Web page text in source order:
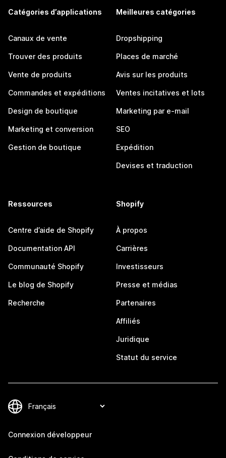
Catégories d’applications
Canaux de vente
Trouver des produits
Vente de produits
Commandes et expéditions
Design de boutique
Marketing et conversion
Gestion de boutique
Meilleures catégories
Dropshipping
Places de marché
Avis sur les produits
Ventes incitatives et lots
Marketing par e-mail
SEO
Expédition
Devises et traduction
Ressources
Centre d’aide de Shopify
Documentation API
Communauté Shopify
Le blog de Shopify
Recherche
Shopify
À propos
Carrières
Investisseurs
Presse et médias
Partenaires
Affiliés
Juridique
Statut du service
Connexion développeur